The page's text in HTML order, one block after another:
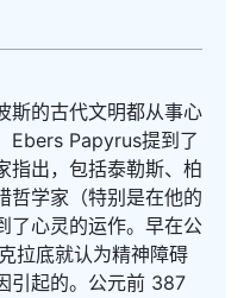
斯的古代文明都从事心
Ebers Papyrus提到了
指出，包括泰勒斯、柏
哲学家（特别是在他的
了心灵的运作。早在公
拉底就认为精神障碍
引起的。公元前 387